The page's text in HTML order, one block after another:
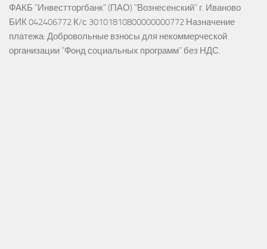
ФАКБ "Инвестторгбанк" (ПАО) "Вознесенский" г. Иваново
БИК 042406772 К/с 30101810800000000772 Назначение
платежа: Добровольные взносы для некоммерческой
организации "Фонд социальных программ" без НДС.